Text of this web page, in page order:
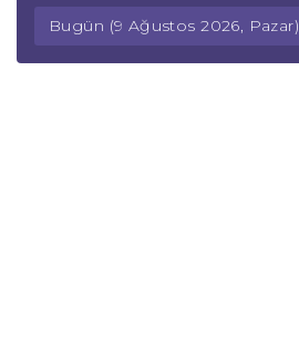
Bugün (9 Ağustos 2026, Pazar)